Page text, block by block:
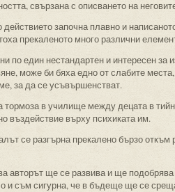
свързана с описването на
започна плавно и
прекаленото много различни
по един нестандартен и интересен за
може би бяха едно от слабите
за да се усъвършенстват.
тормоза в училище между децата в
въздействие върху психиката им.
се разгърна прекалено бързо откъм
авторът ще се развива и ще
и съм сигурна, че в бъдеще ще се